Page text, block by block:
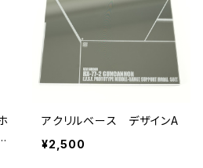
アクリルベース デザインA
¥2,500